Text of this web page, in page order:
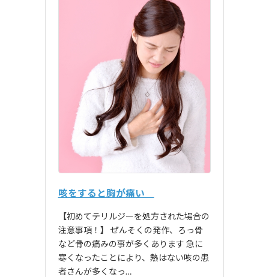
咳をすると胸が痛い
【初めてテリルジーを処方された場合の
注意事項！】 ぜんそくの発作、ろっ骨
など骨の痛みの事が多くあります 急に
寒くなったことにより、熱はない咳の患
者さんが多くなっ…